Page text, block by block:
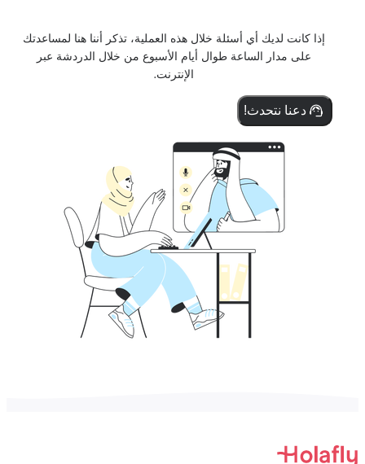
إذا كانت لديك أي أسئلة خلال هذه العملية، تذكر أننا هنا لمساعدتك
على مدار الساعة طوال أيام الأسبوع من خلال الدردشة عبر
الإنترنت.
دعنا نتحدث!